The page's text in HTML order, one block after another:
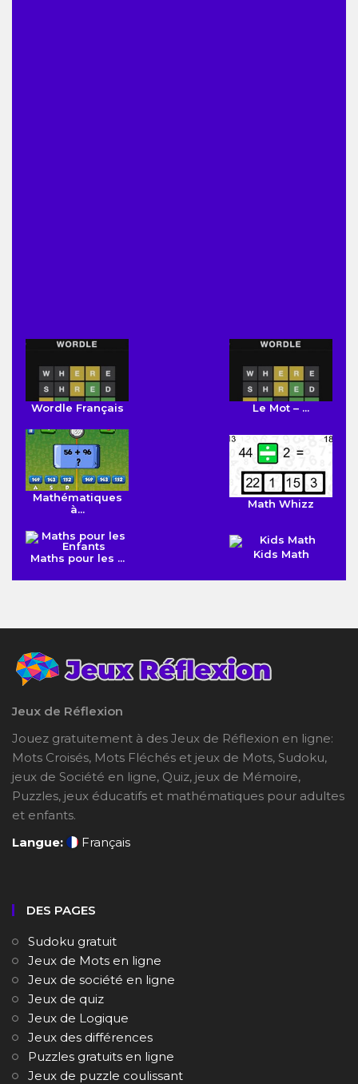
Wordle Français Le Mot – ...
Mathématiques
à...
Math Whizz
Maths pour les ... Kids Math
Jeux de Réflexion
Jouez gratuitement à des Jeux de Réflexion en ligne:
Mots Croisés, Mots Fléchés et jeux de Mots, Sudoku,
jeux de Société en ligne, Quiz, jeux de Mémoire,
Puzzles, jeux éducatifs et mathématiques pour adultes
et enfants.
Langue:
Français
DES PAGES
Sudoku gratuit
Jeux de Mots en ligne
Jeux de société en ligne
Jeux de quiz
Jeux de Logique
Jeux des différences
Puzzles gratuits en ligne
Jeux de puzzle coulissant